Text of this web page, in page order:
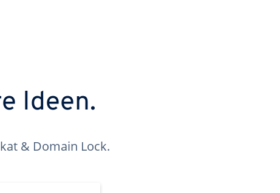
Ideen.
& Domain Lock.